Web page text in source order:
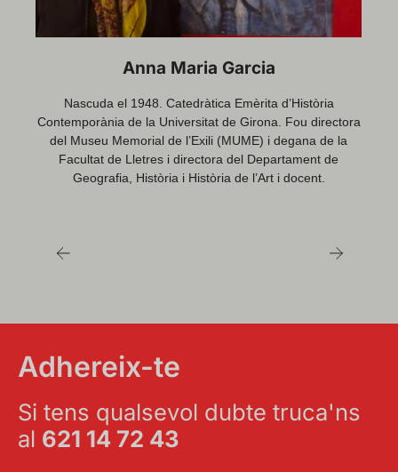
violència política i el republicanisme.
Adhereix-te
Si tens qualsevol dubte truca'ns
al 621 14 72 43